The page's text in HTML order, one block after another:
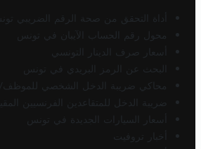
أداة التحقق من صحة الرقم الضريبي
محول رقم الحساب الآيبان في تونس
أسعار صرف الدينار التونسي
البحث عن الرمز البريدي في تونس
محاكي ضريبة الدخل الشخصي للموظف/
ضريبة الدخل للمتقاعدين الفرنسيين
أسعار السيارات الجديدة في تونس
أخبار تروفيت